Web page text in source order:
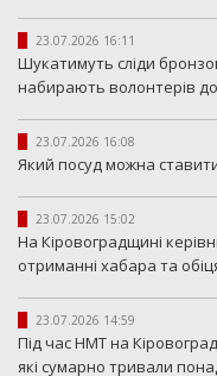
23.07.2026 16:11
Шукатимуть сліди
набирають волонтерів до
23.07.2026 16:08
Який посуд можна
23.07.2026 15:02
На Кіровоградщині
отриманні хабара та
23.07.2026 14:59
Під час НМТ на
які сумарно тривали